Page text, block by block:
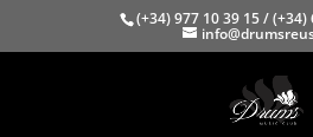
(+34) 977 10 39 15 / (+34)